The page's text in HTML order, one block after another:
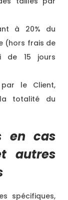
à 20% du
(hors frais de
de 15 jours
le Client,
totalité du
en cas
autres
spécifiques,